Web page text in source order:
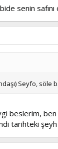
senin
Seyfo, söle
beslerim,
tarihteki